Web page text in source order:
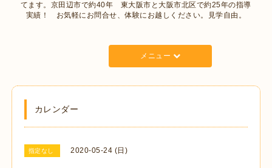
てます。京田辺市で約40年 東大阪市と大阪市北区で約25年の指導
実績！ お気軽にお問合せ、体験にお越しください。見学自由。
メニュー
カレンダー
指定なし 2020-05-24 (日)